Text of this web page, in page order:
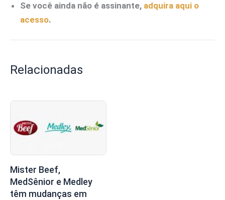
Se você ainda não é assinante, adquira aqui o
acesso.
Relacionadas
Mister Beef,
MedSênior e Medley
têm mudanças em